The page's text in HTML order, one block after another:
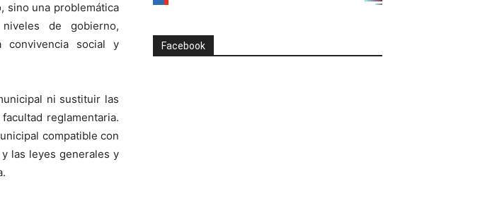
sino una problemática
de gobierno,
convivencia social y
ni sustituir las
reglamentaria.
compatible con
las leyes generales y
Facebook